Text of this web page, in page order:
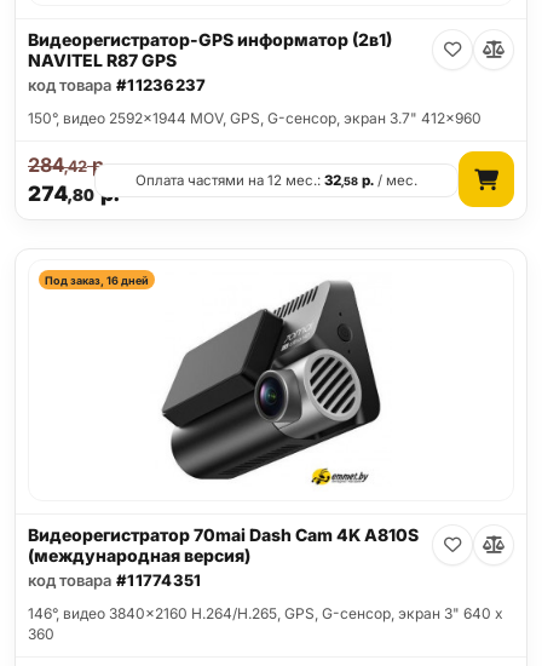
Видеорегистратор-GPS информатор (2в1)
NAVITEL R87 GPS
код товара #11236237
150°, видео 2592x1944 MOV, GPS, G-сенсор, экран 3.7" 412x960
274,80р.
284,42р.
Оплата частями на 12 мес.:32,58 р. / мес.
Под заказ, 16 дней
Видеорегистратор 70mai Dash Cam 4K A810S
(международная версия)
код товара #11774351
146°, видео 3840x2160 H.264/H.265, GPS, G-сенсор, экран 3" 640 x
360